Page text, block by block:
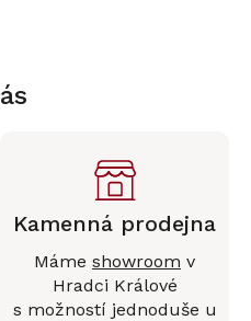
Kamenná prodejna
Máme showroom v
Hradci Králové
s možností jednoduše u